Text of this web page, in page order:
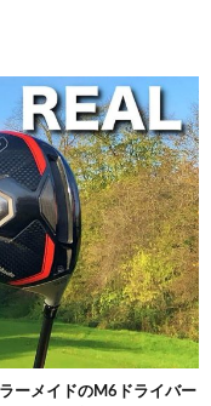
ーメイドのM6ドライバー